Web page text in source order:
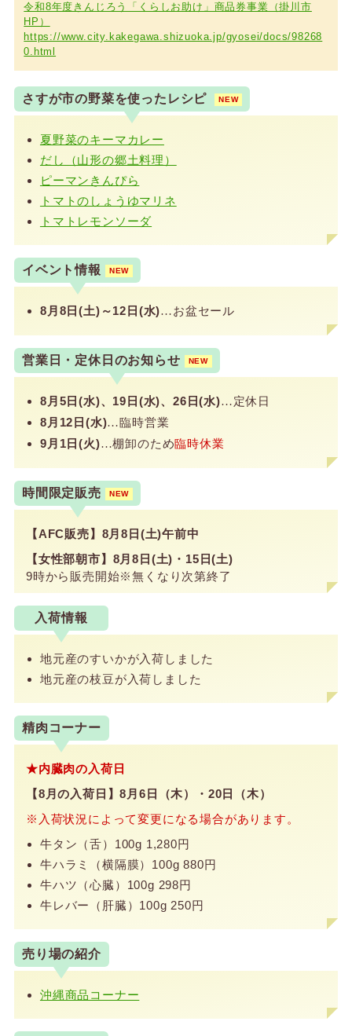
令和8年度きんじろう「くらしお助け」商品券事業（掛川市
HP）
https://www.city.kakegawa.shizuoka.jp/gyosei/docs/98268
0.html
さすが市の野菜を使ったレシピ NEW
夏野菜のキーマカレー
だし（山形の郷土料理）
ピーマンきんぴら
トマトのしょうゆマリネ
トマトレモンソーダ
イベント情報 NEW
8月8日(土)～12日(水)…お盆セール
営業日・定休日のお知らせ NEW
8月5日(水)、19日(水)、26日(水)…定休日
8月12日(水)…臨時営業
9月1日(火)…棚卸のため臨時休業
時間限定販売 NEW
【AFC販売】8月8日(土)午前中
【女性部朝市】8月8日(土)・15日(土)
9時から販売開始※無くなり次第終了
入荷情報
地元産のすいかが入荷しました
地元産の枝豆が入荷しました
精肉コーナー
★内臓肉の入荷日
【8月の入荷日】8月6日（木）・20日（木）
※入荷状況によって変更になる場合があります。
牛タン（舌）100g 1,280円
牛ハラミ（横隔膜）100g 880円
牛ハツ（心臓）100g 298円
牛レバー（肝臓）100g 250円
売り場の紹介
沖縄商品コーナー